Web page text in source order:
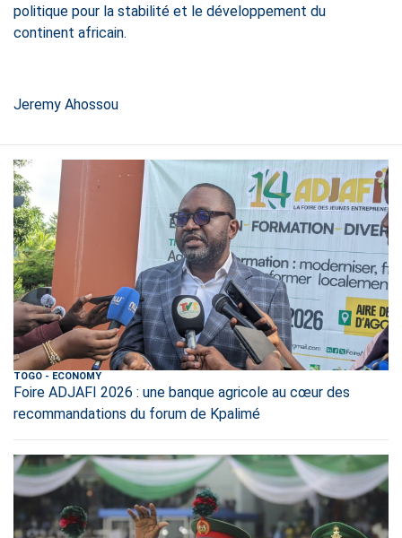
politique pour la stabilité et le développement du
continent africain.
Jeremy Ahossou
TOGO - ECONOMY
Foire ADJAFI 2026 : une banque agricole au cœur des
recommandations du forum de Kpalimé